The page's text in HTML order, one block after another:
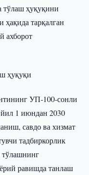
тўлаш ҳуқуқини
тарқалган
ахборот
ҳуқуқи
УП-100-сонли
1 июндан 2030
савдо ва хизмат
тадбиркорлик
тўлашнинг
равишда танлаш